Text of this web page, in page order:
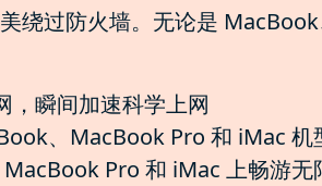
绕过防火墙。无论是
，瞬间加速科学上网
、MacBook Pro 和 iMac 机
Pro 和 iMac 上畅游